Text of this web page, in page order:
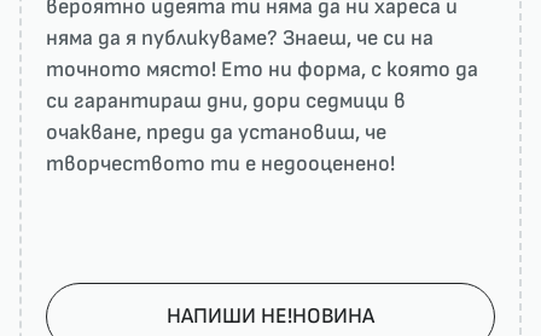
вероятно идеята ти няма да ни харесa и
няма да я публикуваме? Знаеш, че си на
точното място! Ето ни форма, с която да
си гарантираш дни, дори седмици в
очакване, преди да установиш, че
творчеството ти е недооценено!
НАПИШИ НЕ!НОВИНА